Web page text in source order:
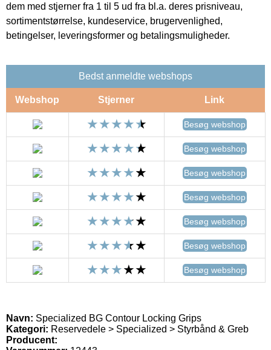
dem med stjerner fra 1 til 5 ud fra bl.a. deres prisniveau,
sortimentstørrelse, kundeservice, brugervenlighed,
betingelser, leveringsformer og betalingsmuligheder.
Bedst anmeldte webshops
Webshop Stjerner Link
Besøg webshop
Besøg webshop
Besøg webshop
Besøg webshop
Besøg webshop
Besøg webshop
Besøg webshop
Navn: Specialized BG Contour Locking Grips
Kategori: Reservedele > Specialized > Styrbånd & Greb
Producent: